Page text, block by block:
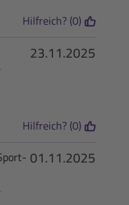
Hilfreich? (0)
23.11.2025
Hilfreich? (0)
01.11.2025